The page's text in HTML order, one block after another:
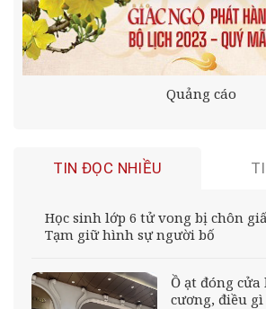
Quảng cáo
TIN ĐỌC NHIỀU
Học sinh lớp 6 tử vong bị chôn
Tạm giữ hình sự người bố
Ồ ạt đóng
cương, điều